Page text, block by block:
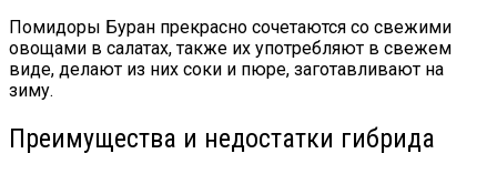
Помидоры Буран прекрасно сочетаются со свежими
овощами в салатах, также их употребляют в свежем
виде, делают из них соки и пюре, заготавливают на
зиму.
Преимущества и недостатки гибрида